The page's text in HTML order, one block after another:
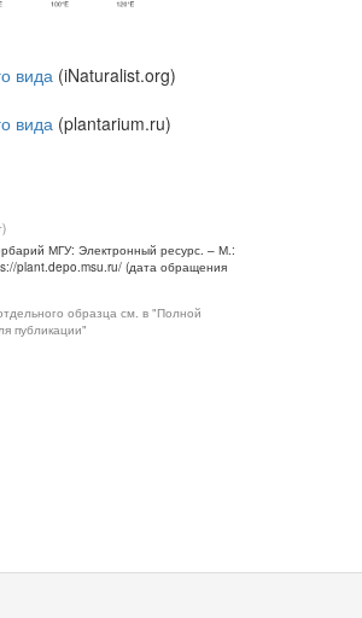
вида (iNaturalist.org)
вида (plantarium.ru)
МГУ: Электронный ресурс. – М.:
plant.depo.msu.ru/ (дата обращения
образца см. в "Полной
публикации"